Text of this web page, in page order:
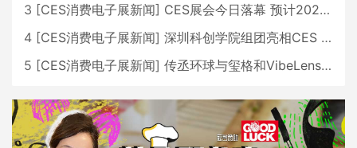
3 [CES消费电子展新闻] CES展会今日落幕 预计2026行业收入将超五千亿美元
4 [CES消费电子展新闻] 深圳科创学院组团亮相CES 广受好评
5 [CES消费电子展新闻] 传丞环球与玺格和VibeLens共同推出全新耳机